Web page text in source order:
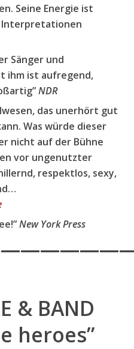
Seine Energie ist
Interpretationen
Sänger und
ihm ist aufregend,
NDR
das unerhört gut
Was würde dieser
nicht auf der Bühne
vor ungenutzter
respektlos, sexy,
New York Press
& BAND
heroes”